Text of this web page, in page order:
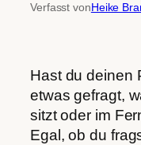
Verfasst vonHeike
Hast du deinen
etwas gefragt,
sitzt oder im
Egal, ob du